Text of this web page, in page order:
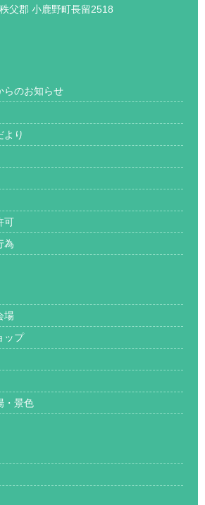
父郡 小鹿野町長留2518
らのお知らせ
より
可
為
場
ップ
・景色